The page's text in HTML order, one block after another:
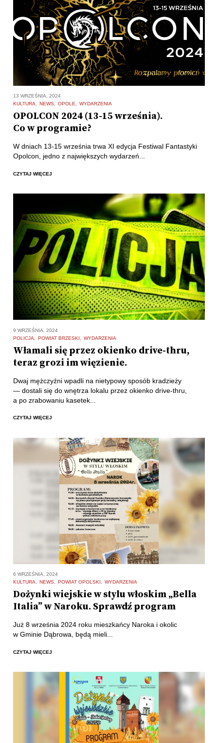
13 WRZEŚNIA, 2024
KULTURA
NEWS OPOLE WYDARZENIA
OPOLCON 2024 (13-15 września).
Co w programie?
W dniach 13-15 września trwa XI edycja Festiwal Fantastyki
Opolcon, jedno z największych wydarzeń...
CZYTAJ WIĘCEJ
9 WRZEŚNIA, 2024
POLICJA
POWIAT BRZESKI WYDARZENIA
Włamali się przez okienko drive-thru,
teraz grozi im więzienie.
Dwaj mężczyźni wpadli na nietypowy sposób kradzieży
— dostali się do wnętrza lokalu przez okienko drive-thru,
a po zrabowaniu kasetek...
CZYTAJ WIĘCEJ
6 WRZEŚNIA, 2024
KULTURA
NEWS POWIAT OPOLSKI WYDARZENIA
Dożynki wiejskie w stylu włoskim „Bella
Italia” w Naroku. Sprawdź program
Już 8 września 2024 roku mieszkańcy Naroka i okolic
w Gminie Dąbrowa, będą mieli...
CZYTAJ WIĘCEJ